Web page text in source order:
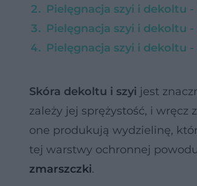
Pielęgnacja szyi i dekoltu
Pielęgnacja szyi i dekoltu
Pielęgnacja szyi i dekoltu
Skóra dekoltu i szyi jest
zależy jej sprężystość, i wręcz
one produkują wydzielinę,
tej warstwy ochronnej
zmarszczki.